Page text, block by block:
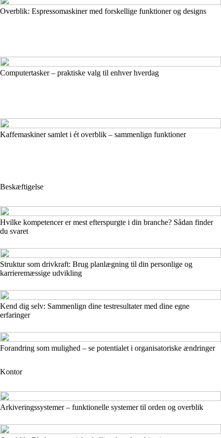
Overblik: Espressomaskiner med forskellige funktioner og designs
Computertasker – praktiske valg til enhver hverdag
Kaffemaskiner samlet i ét overblik – sammenlign funktioner
Beskæftigelse
Hvilke kompetencer er mest efterspurgte i din branche? Sådan finder
du svaret
Struktur som drivkraft: Brug planlægning til din personlige og
karrieremæssige udvikling
Kend dig selv: Sammenlign dine testresultater med dine egne
erfaringer
Forandring som mulighed – se potentialet i organisatoriske ændringer
Kontor
Arkiveringssystemer – funktionelle systemer til orden og overblik